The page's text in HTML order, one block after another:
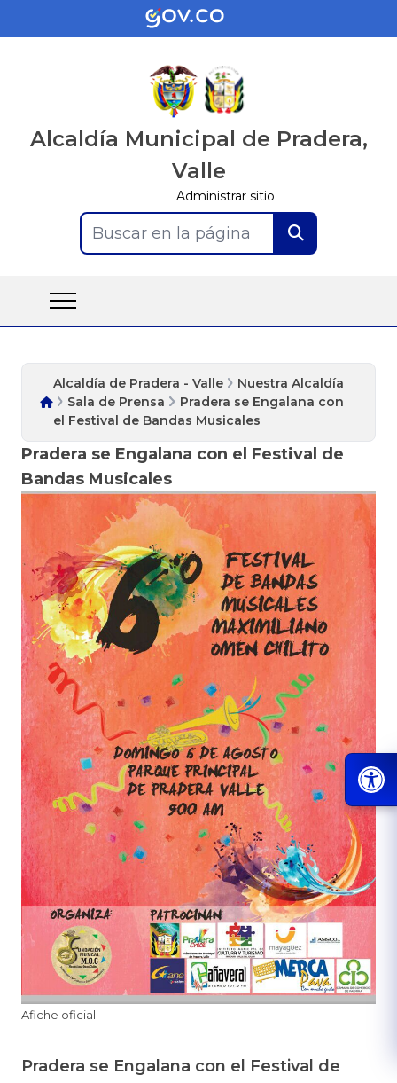
Alcaldía Municipal de Pradera,
Valle
Administrar sitio
Buscar en la página
Alcaldía de Pradera - Valle
Nuestra Alcaldía
Sala de Prensa
Pradera se Engalana con
el Festival de Bandas Musicales
Pradera se Engalana con el Festival de
Bandas Musicales
​Afiche oficial.
Pradera se Engalana con el Festival de